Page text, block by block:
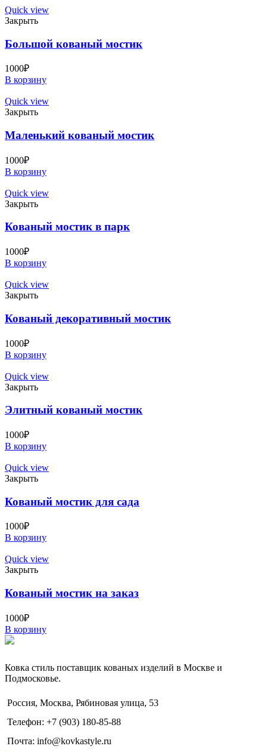
Quick view
Закрыть
Большой кованый мостик
1000₽
В корзину
Quick view
Закрыть
Маленький кованый мостик
1000₽
В корзину
Quick view
Закрыть
Кованый мостик в парк
1000₽
В корзину
Quick view
Закрыть
Кованый декоративный мостик
1000₽
В корзину
Quick view
Закрыть
Элитный кованый мостик
1000₽
В корзину
Quick view
Закрыть
Кованый мостик для сада
1000₽
В корзину
Quick view
Закрыть
Кованый мостик на заказ
1000₽
В корзину
Ковка стиль поставщик кованых изделий в Москве и
Подмосковье.
Россия, Москва, Рябиновая улица, 53
Телефон: +7 (903) 180-85-88
Почта: info@kovkastyle.ru